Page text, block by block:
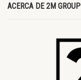
ACERCA DE 2M GROUP